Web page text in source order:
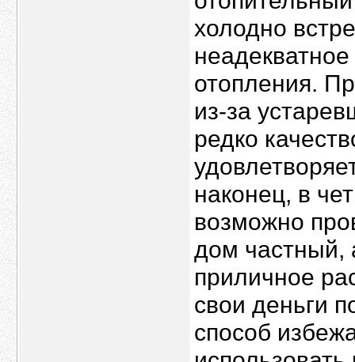
холодно
отопления.
из-за
редко
наконец, в
возможно
дом частный,
приличное
свои деньги
способ